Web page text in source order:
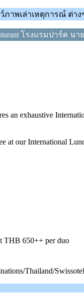
าพเล่าเหตุการณ์ ต่าง
โรงแรมปาร์ค นา
an exhaustive
at our International
THB 650++ per duo
Thailand/